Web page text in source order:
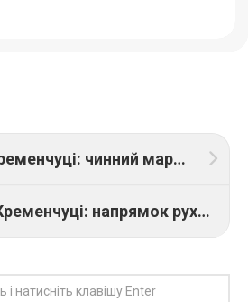
Автобус 3А в Кременчуці: чинний маршрут і ціна проїзду
Автобус 1 в Кременчуці: напрямок руху, розклад рейсів і вартість проїзду